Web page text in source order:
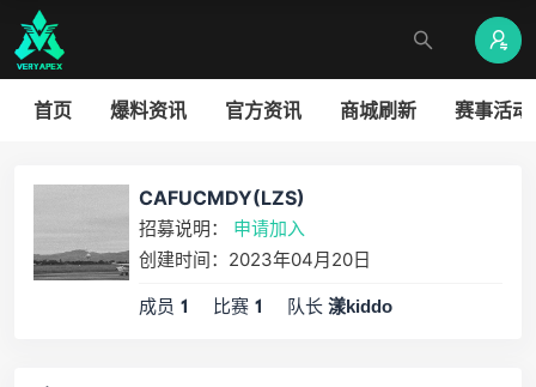
首页 爆料资讯 官方资讯 商城刷新 赛事活动
CAFUCMDY(LZS)
招募说明： 申请加入
创建时间：2023年04月20日
成员 1 比赛 1 队长 漾kiddo